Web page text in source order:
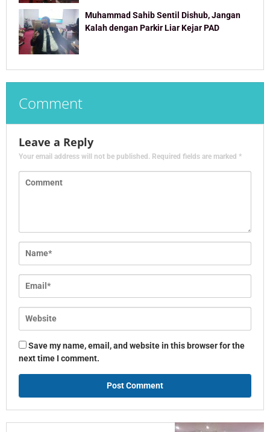
Muhammad Sahib Sentil Dishub, Jangan
Kalah dengan Parkir Liar Kejar PAD
Comment
Leave a Reply
Your email address will not be published. Required fields are marked *
Save my name, email, and website in this browser for the
next time I comment.